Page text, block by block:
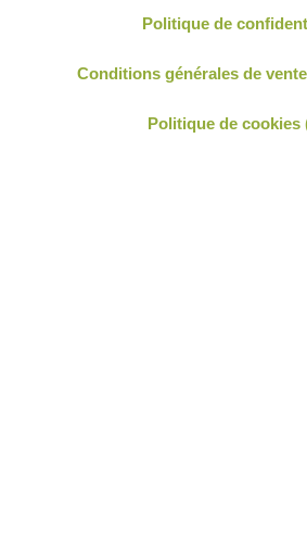
Politique de
Conditions générales de vente
Politique de cookies